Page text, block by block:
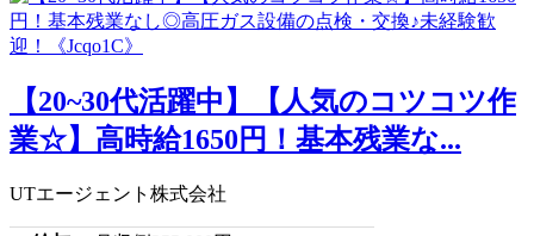
【20~30代活躍中】【人気のコツコツ作
業☆】高時給1650円！基本残業な...
UTエージェント株式会社